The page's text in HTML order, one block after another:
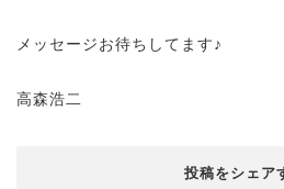
メッセージお待ちしてます♪
高森浩二
投稿をシェア